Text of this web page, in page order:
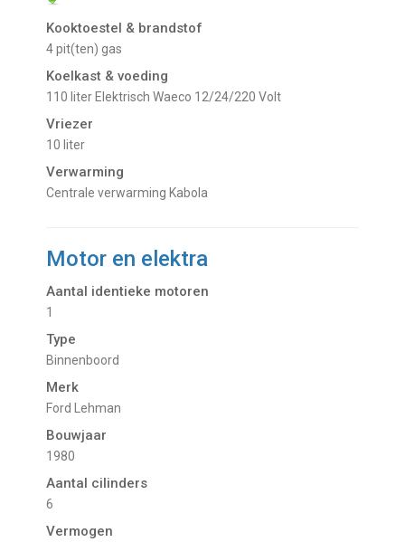
Kooktoestel & brandstof
4 pit(ten) gas
Koelkast & voeding
110 liter Elektrisch Waeco 12/24/220 Volt
Vriezer
10 liter
Verwarming
Centrale verwarming Kabola
Motor en elektra
Aantal identieke motoren
1
Type
Binnenboord
Merk
Ford Lehman
Bouwjaar
1980
Aantal cilinders
6
Vermogen